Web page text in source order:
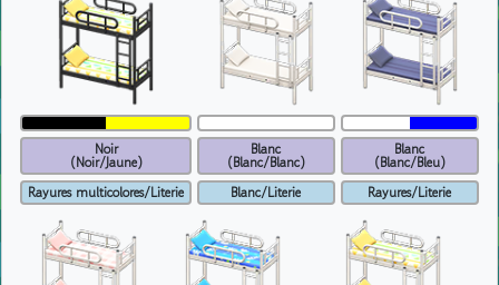
Noir
(Noir/Jaune)
Rayures multicolores/Literie
Blanc
(Blanc/Blanc)
Blanc/Literie
Blanc
(Blanc/Bleu)
Rayures/Literie